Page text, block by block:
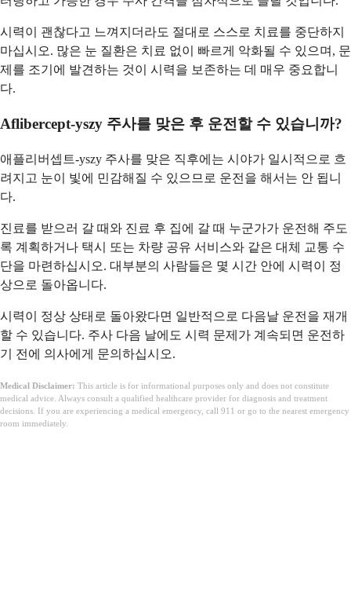
시력이 괜찮다고 느껴지더라도 절대로 스스로 치료를 중단하지
마십시오. 많은 눈 질환은 치료 없이 빠르게 악화될 수 있으며, 문
제를 조기에 발견하는 것이 시력을 보존하는 데 매우 중요합니
다.
Aflibercept-yszy 주사를 맞은 후 운전할 수 있습니까?
애플리버셉트-yszy 주사를 맞은 직후에는 시야가 일시적으로 흐
려지고 눈이 빛에 민감해질 수 있으므로 운전을 해서는 안 됩니
다.
진료를 받으러 갈 때와 진료 후 집에 갈 때 누군가가 운전해 주도
록 계획하거나 택시 또는 차량 공유 서비스와 같은 대체 교통 수
단을 마련하십시오. 대부분의 사람들은 몇 시간 안에 시력이 정
상으로 돌아옵니다.
시력이 정상 상태로 돌아왔다면 일반적으로 다음날 운전을 재개
할 수 있습니다. 주사 다음 날에도 시력 문제가 계속되면 운전하
기 전에 의사에게 문의하십시오.
Medical Disclaimer: This article is for informational purposes only and does not constitute
medical advice. Always consult a qualified healthcare provider for diagnosis and treatment
decisions. If you are experiencing a medical emergency, call 911 or go to the nearest emergency
room immediately.